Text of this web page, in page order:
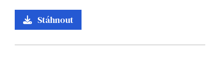
Stáhnout